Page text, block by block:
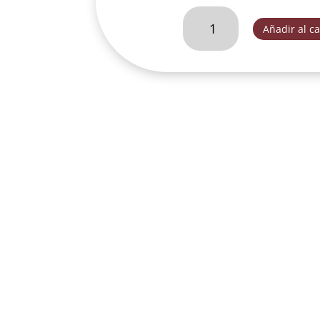
DIVINO
30
Añadir al